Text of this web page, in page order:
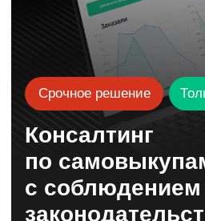
С 1 сентября реализация подобных
решений станет невозможной —
успейте подключиться до 31
софт для WB и OZON:
подключение законных
карт для выкупов
пошаговый план перехода
на безопасную модель
Подробнее о консалтинге